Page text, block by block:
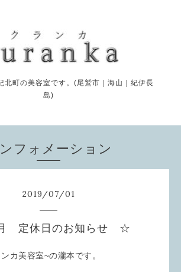
北町の美容室です。(尾鷲市｜海山｜紀伊長
島)
フォメーション
2019/07/01
定休日のお知らせ ☆
カ美容室~の瀧本です。